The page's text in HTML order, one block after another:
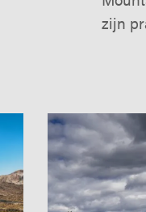
zijn
Image